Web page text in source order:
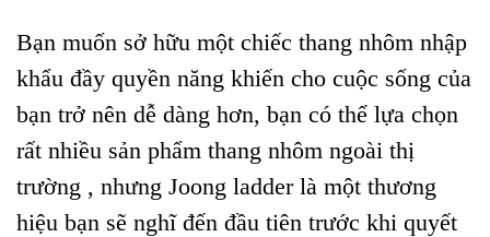
Bạn muốn sở hữu một chiếc thang nhôm nhập
khẩu đầy quyền năng khiến cho cuộc sống của
bạn trở nên dễ dàng hơn, bạn có thể lựa chọn
rất nhiều sản phẩm thang nhôm ngoài thị
trường , nhưng Joong ladder là một thương
hiệu bạn sẽ nghĩ đến đầu tiên trước khi quyết